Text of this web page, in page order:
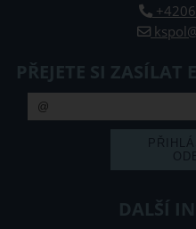
PŘEJETE SI ZASÍLAT
DALŠÍ